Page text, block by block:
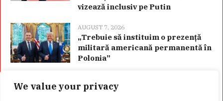
We value your privacy
vizează inclusiv pe Putin
AUGUST 7, 2026
„Trebuie să instituim o prezență
militară americană permanentă în
Polonia”
Categorii